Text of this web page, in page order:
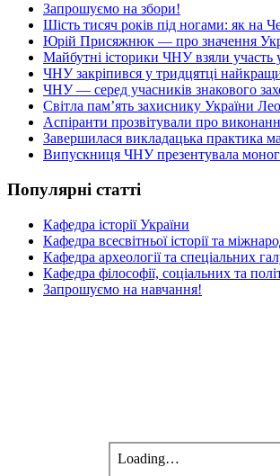
Запрошуємо на збори!
Шість тисяч років під ногами: як на
Юрій Присяжнюк — про значення
Майбутні історики ЧНУ взяли участь
ЧНУ закріпився у тридцятці
ЧНУ — серед учасників знакового
Світла пам’ять захиснику України
Аспіранти прозвітували про
Завершилася викладацька практика
Випускниця ЧНУ презентувала
Популярні статті
Кафедра історії України
Кафедра всесвітньої історії та
Кафедра археології та спеціальних
Кафедра філософії, соціальних та
Запрошуємо на навчання!